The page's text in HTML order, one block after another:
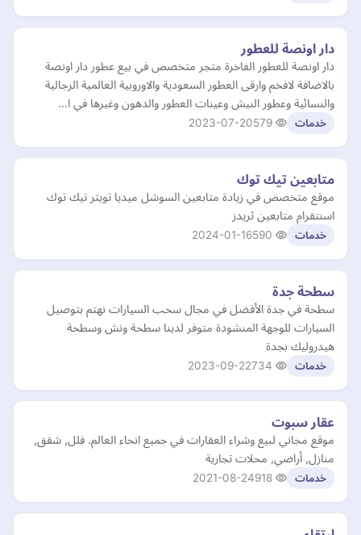
دار اونصة للعطور
دار اونصة للعطور الفاخرة متجر متخصص في بيع عطور دار اونصة
بالاضافة لافخم وارقى العطور السعودية والاوروبية العالمية الرجالية
والنسائية وعطور النيش وعينات العطور والدهون وغيرها في ا…
خدمات 2023-07-20
متابعين تيك توك
موقع متخصص في زيادة متابعين السوشل ميديا تويتر تيك توك
اسنتقرام متابعين ثريدز
خدمات 2024-01-16
سطحة جدة
سطحة في جدة الأفضل في مجال سحب السيارات نهتم بتوصيل
السيارات للوجهة المنشودة متوفر لدينا سطحة ونش وسطحة
هيدروليك بجدة
خدمات 2023-09-22
عقار سبوت
موقع مجاني لبيع وشراء العقارات في جميع انحاء العالم. فلل, شقق,
منازل, أراضي, محلات تجارية
خدمات 2021-08-24